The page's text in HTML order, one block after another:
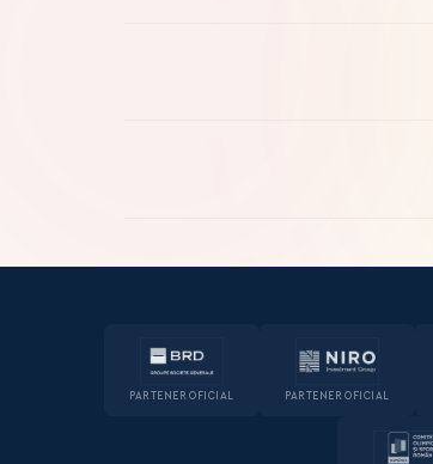
PARTENER OFICIAL PARTENER OFICIAL